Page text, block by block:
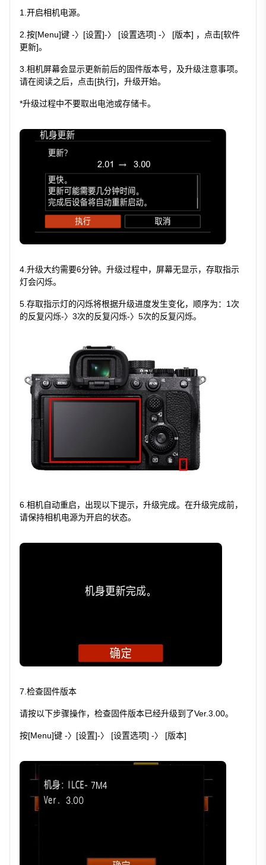
1.开启相机电源。
2.按[Menu]键 -〉[设置]-〉 [设置选项] -〉 [版本] ，点击[软件
更新]。
3.相机屏幕会显示更新前后的固件版本号，及升级注意事项。
请在阅读之后，点击[执行]，升级开始。
*升级过程中不要取出电池或存储卡。
4.升级大约需要6分钟。升级过程中，屏幕无显示，存取指示
灯会闪烁。
5.存取指示灯的闪烁将根据升级进度发生变化，顺序为：1次
的反复闪烁-〉3次的反复闪烁-〉5次的反复闪烁。
6.相机自动重启，出现以下提示，升级完成。在升级完成前，
请保持相机电源为开启的状态。
7.检查固件版本
请按以下步骤操作，检查固件版本已经升级到了Ver.3.00。
按[Menu]键 -〉[设置]-〉 [设置选项] -〉 [版本]